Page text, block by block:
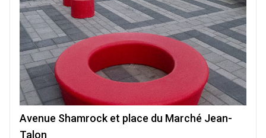
Avenue Shamrock et place du Marché Jean-
Talon